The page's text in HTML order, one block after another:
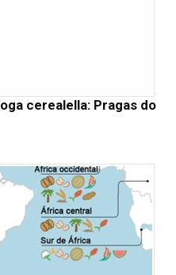
cerealella: Pragas do